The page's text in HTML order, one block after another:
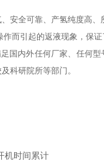
安全可靠、产氢纯度高
而引起的返液现象，保
国内外任何厂家、任何
科研院所等部门。
机时间累计